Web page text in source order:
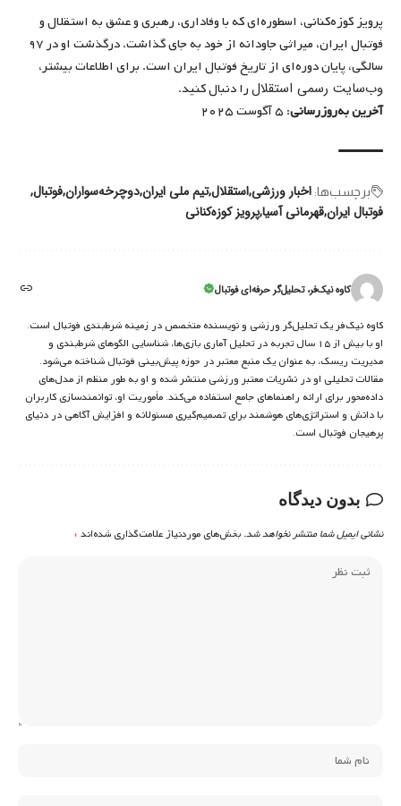
پرویز کوزه‌کنانی، اسطوره‌ای که با وفاداری، رهبری و عشق به استقلال و
فوتبال ایران، میراثی جاودانه از خود به جای گذاشت. درگذشت او در ۹۷
سالگی، پایان دوره‌ای از تاریخ فوتبال ایران است. برای اطلاعات بیشتر،
وب‌سایت رسمی استقلالرا دنبال کنید.
آخرین به‌روزرسانی: ۵ آگوست ۲۰۲۵
برچسب‌‌ها: اخبار ورزشیاستقلالتیم ملی ایراندوچرخه‌سوارانفوتبال
فوتبال ایرانقهرمانی آسیاپرویز کوزه‌کنانی
کاوه نیک‌فر، تحلیل‌گر حرفه‌ای فوتبال
کاوه نیک‌فر یک تحلیل‌گر ورزشی و نویسنده متخصص در زمینه شرط‌بندی فوتبال است.
او با بیش از ۱۵ سال تجربه در تحلیل آماری بازی‌ها، شناسایی الگوهای شرط‌بندی و
مدیریت ریسک، به عنوان یک منبع معتبر در حوزه پیش‌بینی فوتبال شناخته می‌شود.
مقالات تحلیلی او در نشریات معتبر ورزشی منتشر شده و او به طور منظم از مدل‌های
داده‌محور برای ارائه راهنماهای جامع استفاده می‌کند. مأموریت او، توانمندسازی کاربران
با دانش و استراتژی‌های هوشمند برای تصمیم‌گیری مسئولانه و افزایش آگاهی در دنیای
پرهیجان فوتبال است.
بدون دیدگاه
نشانی ایمیل شما منتشر نخواهد شد. بخش‌های موردنیاز علامت‌گذاری شده‌اند*